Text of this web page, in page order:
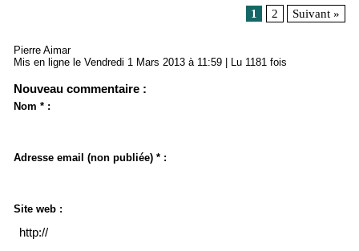
1
2 Suivant »
Pierre Aimar
Mis en ligne le Vendredi 1 Mars 2013 à 11:59 | Lu 1181 fois
Nouveau commentaire :
Nom * :
Adresse email (non publiée) * :
Site web :